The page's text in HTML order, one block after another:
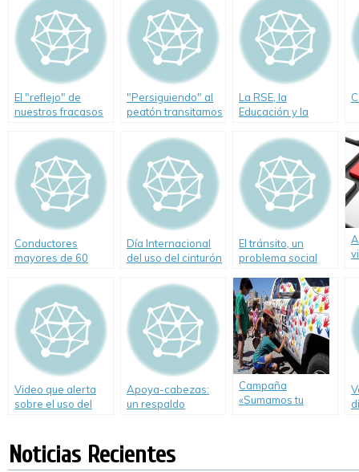
El "reflejo" de
nuestros fracasos
"Persiguiendo" al
peatón transitamos
peligroso
La RSE, la
Educación y la
Conductores
mayores de 60
Día Internacional
del uso del cinturón
uso visto desde un
cambio personal
El tránsito, un
problema social
Video que alerta
sobre el uso del
Apoya-cabezas:
un respaldo
Campaña
«Sumamos tu
Noticias Recientes